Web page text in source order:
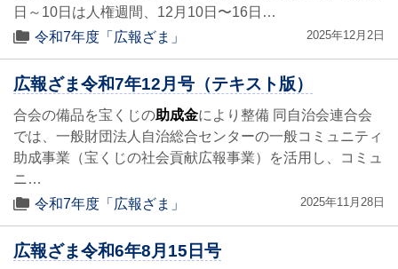
日～10日は人権週間、12月10日〜16日…
令和7年度「広報ざま」
2025年12月2日
広報ざま令和7年12月号（テキスト版）
合会の備品を宝くじの助成金により整備 同自治会連合会
では、一般財団法人自治総合センターの一般コミュニティ
助成事業（宝くじの社会貢献広報事業）を活用し、コミュ
ニ…
令和7年度「広報ざま」
2025年11月28日
広報ざま令和6年8月15日号